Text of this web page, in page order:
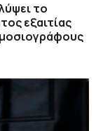
το
εξαιτίας